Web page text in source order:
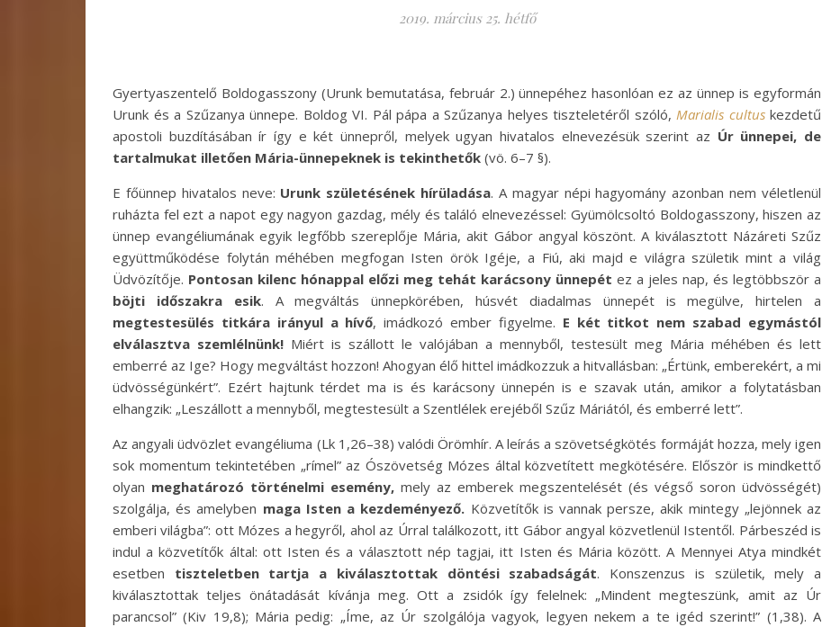
2019. március 25. hétfő
Gyertyaszentelő Boldogasszony (Urunk bemutatása, február 2.) ünnepéhez hasonlóan ez az ünnep is egyformán
Urunk és a Szűzanya ünnepe. Boldog VI. Pál pápa a Szűzanya helyes tiszteletéről szóló, Marialis cultuskezdetű
apostoli buzdításában ír így e két ünnepről, melyek ugyan hivatalos elnevezésük szerint az Úr ünnepei, de
tartalmukat illetően Mária-ünnepeknek is tekinthetők (vö. 6–7 §).
E főünnep hivatalos neve: Urunk születésének hírüladása. A magyar népi hagyomány azonban nem véletlenül
ruházta fel ezt a napot egy nagyon gazdag, mély és találó elnevezéssel: Gyümölcsoltó Boldogasszony, hiszen az
ünnep evangéliumának egyik legfőbb szereplője Mária, akit Gábor angyal köszönt. A kiválasztott Názáreti Szűz
együttműködése folytán méhében megfogan Isten örök Igéje, a Fiú, aki majd e világra születik mint a világ
Üdvözítője. Pontosan kilenc hónappal előzi meg tehát karácsony ünnepét ez a jeles nap, és legtöbbször a
böjti időszakra esik. A megváltás ünnepkörében, húsvét diadalmas ünnepét is megülve, hirtelen a
megtestesülés titkára irányul a hívő, imádkozó ember figyelme. E két titkot nem szabad egymástól
elválasztva szemlélnünk! Miért is szállott le valójában a mennyből, testesült meg Mária méhében és lett
emberré az Ige? Hogy megváltást hozzon! Ahogyan élő hittel imádkozzuk a hitvallásban: „Értünk, emberekért, a mi
üdvösségünkért”. Ezért hajtunk térdet ma is és karácsony ünnepén is e szavak után, amikor a folytatásban
elhangzik: „Leszállott a mennyből, megtestesült a Szentlélek erejéből Szűz Máriától, és emberré lett”.
Az angyali üdvözlet evangéliuma (Lk 1,26–38) valódi Örömhír. A leírás a szövetségkötés formáját hozza, mely igen
sok momentum tekintetében „rímel” az Ószövetség Mózes által közvetített megkötésére. Először is mindkettő
olyan meghatározó történelmi esemény, mely az emberek megszentelését (és végső soron üdvösségét)
szolgálja, és amelyben maga Isten a kezdeményező. Közvetítők is vannak persze, akik mintegy „lejönnek az
emberi világba”: ott Mózes a hegyről, ahol az Úrral találkozott, itt Gábor angyal közvetlenül Istentől. Párbeszéd is
indul a közvetítők által: ott Isten és a választott nép tagjai, itt Isten és Mária között. A Mennyei Atya mindkét
esetben tiszteletben tartja a kiválasztottak döntési szabadságát. Konszenzus is születik, mely a
kiválasztottak teljes önátadását kívánja meg. Ott a zsidók így felelnek: „Mindent megteszünk, amit az Úr
parancsol” (Kiv 19,8); Mária pedig: „Íme, az Úr szolgálója vagyok, legyen nekem a te igéd szerint!” (1,38). A